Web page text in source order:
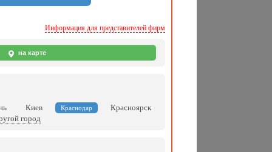
Информация для представителей фирм
на карте
Киев Краснодар
Красноярск
город